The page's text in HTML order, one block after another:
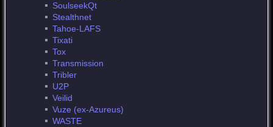
SoulseekQt
Stealthnet
Tahoe-LAFS
Tixati
Tox
Transmission
Tribler
U2P
Veilid
Vuze (ex-Azureus)
WASTE